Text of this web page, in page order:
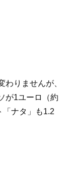
わりませんが、
が1ユーロ（約
「ナタ」も1.2